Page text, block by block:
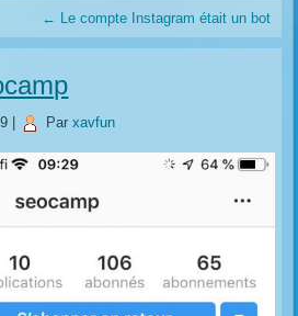
← Le compte Instagram était un bot
Par xavfun